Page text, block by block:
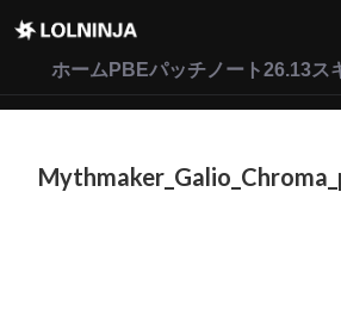
ホーム PBEパッチノート26.13ス